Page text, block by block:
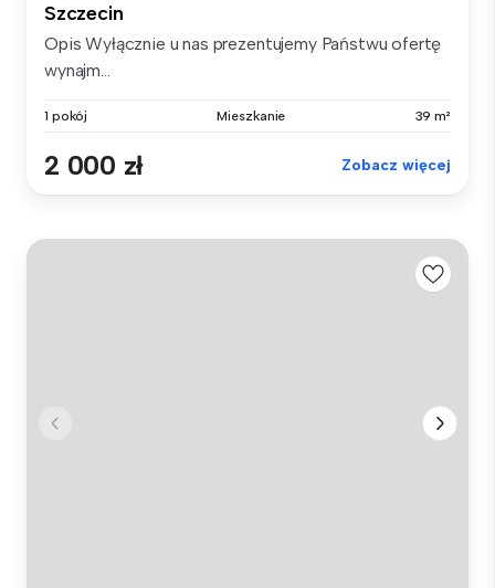
Szczecin
Opis Wyłącznie u nas prezentujemy Państwu ofertę
wynajm...
1 pokój Mieszkanie 39 m²
2 000 zł Zobacz więcej